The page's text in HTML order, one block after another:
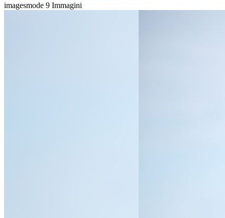
imagesmode 9 Immagini